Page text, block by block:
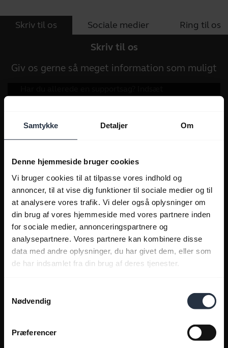
Samtykke Detaljer Om
Denne hjemmeside bruger cookies
Vi bruger cookies til at tilpasse vores indhold og
annoncer, til at vise dig funktioner til sociale medier og til
at analysere vores trafik. Vi deler også oplysninger om
din brug af vores hjemmeside med vores partnere inden
for sociale medier, annonceringspartnere og
analysepartnere. Vores partnere kan kombinere disse
data med andre oplysninger, du har givet dem, eller som
de har indsamlet fra din brug af deres tjenester.
Nødvendig
Præferencer
Skriv til os Sociale medier Ring til os
Skriv til os
Giv os gerne så meget information som muligt